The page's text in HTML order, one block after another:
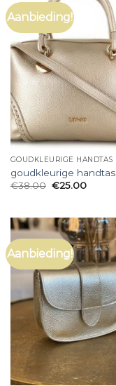
Aanbieding!
GOUDKLEURIGE HANDTAS
goudkleurige handtas
€38.00 €25.00
Aanbieding!